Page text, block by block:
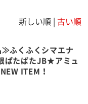
新しい順 | 古い順
ふくふくシマエナ
ぱたぱたJB★アミュ
ITEM！